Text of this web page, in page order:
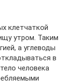
клетчаткой
утром. Таким
а углеводы
в
человека